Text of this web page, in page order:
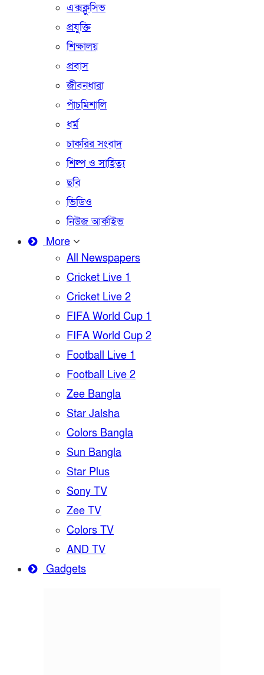
এক্সক্লুসিভ
প্রযুক্তি
শিক্ষালয়
প্রবাস
জীবনধারা
পাঁচমিশালি
ধর্ম
চাকরির সংবাদ
শিল্প ও সাহিত্য
ছবি
ভিডিও
নিউজ আর্কাইভ
More
All Newspapers
Cricket Live 1
Cricket Live 2
FIFA World Cup 1
FIFA World Cup 2
Football Live 1
Football Live 2
Zee Bangla
Star Jalsha
Colors Bangla
Sun Bangla
Star Plus
Sony TV
Zee TV
Colors TV
AND TV
Gadgets